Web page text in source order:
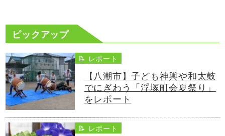
ピックアップ
📝 レポート
【八潮市】子ども神輿や和太鼓
でにぎわう「浮塚町会夏祭り」
をレポート
📝 レポート